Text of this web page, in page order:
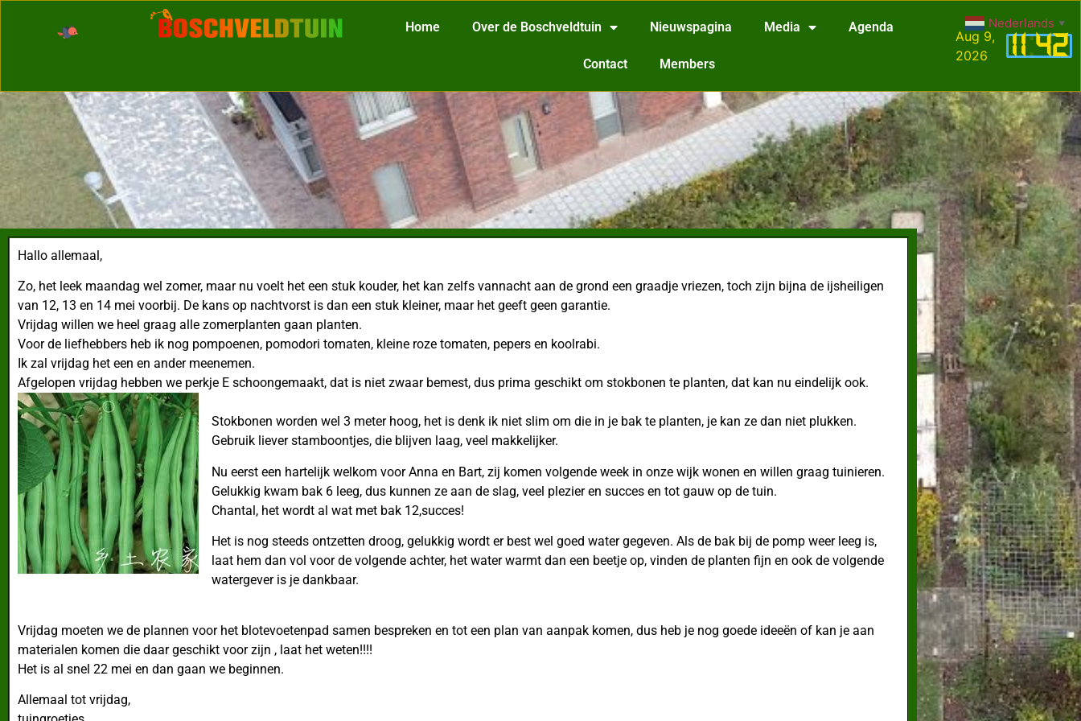
Home Over de Boschveldtuin Nieuwspagina Media Agenda
Contact Members
11:42
Aug 9,
2026
Hallo allemaal,
Zo, het leek maandag wel zomer, maar nu voelt het een stuk kouder, het kan zelfs vannacht aan de grond een graadje vriezen, toch zijn bijna de ijsheiligen
van 12, 13 en 14 mei voorbij. De kans op nachtvorst is dan een stuk kleiner, maar het geeft geen garantie.
Vrijdag willen we heel graag alle zomerplanten gaan planten.
Voor de liefhebbers heb ik nog pompoenen, pomodori tomaten, kleine roze tomaten, pepers en koolrabi.
Ik zal vrijdag het een en ander meenemen.
Afgelopen vrijdag hebben we perkje E schoongemaakt, dat is niet zwaar bemest, dus prima geschikt om stokbonen te planten, dat kan nu eindelijk ook.
Stokbonen worden wel 3 meter hoog, het is denk ik niet slim om die in je bak te planten, je kan ze dan niet plukken.
Gebruik liever stamboontjes, die blijven laag, veel makkelijker.
Nu eerst een hartelijk welkom voor Anna en Bart, zij komen volgende week in onze wijk wonen en willen graag tuinieren.
Gelukkig kwam bak 6 leeg, dus kunnen ze aan de slag, veel plezier en succes en tot gauw op de tuin.
Chantal, het wordt al wat met bak 12,succes!
Het is nog steeds ontzetten droog, gelukkig wordt er best wel goed water gegeven. Als de bak bij de pomp weer leeg is,
laat hem dan vol voor de volgende achter, het water warmt dan een beetje op, vinden de planten fijn en ook de volgende
watergever is je dankbaar.
Vrijdag moeten we de plannen voor het blotevoetenpad samen bespreken en tot een plan van aanpak komen, dus heb je nog goede ideeën of kan je aan
materialen komen die daar geschikt voor zijn , laat het weten!!!!
Het is al snel 22 mei en dan gaan we beginnen.
Allemaal tot vrijdag,
Nederlands ▼